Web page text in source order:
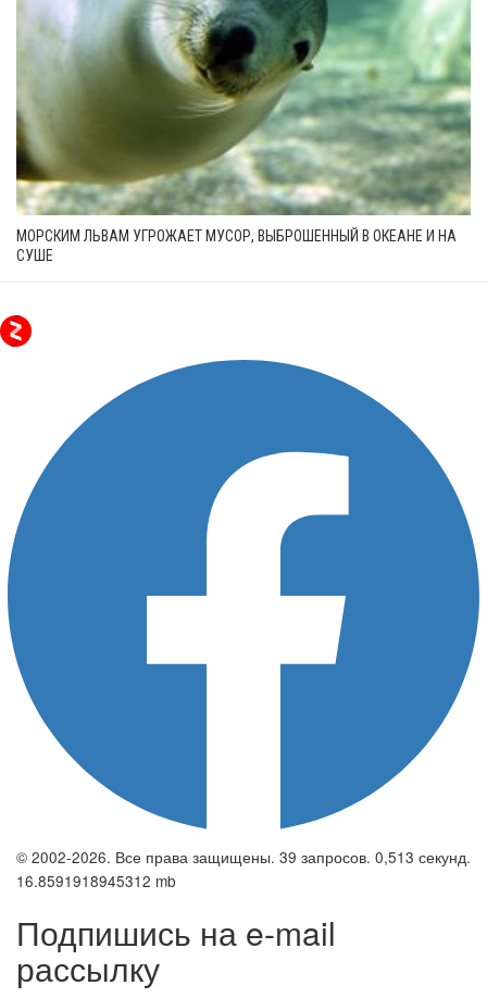
МОРСКИМ ЛЬВАМ УГРОЖАЕТ МУСОР, ВЫБРОШЕННЫЙ В ОКЕАНЕ И НА
СУШЕ
© 2002-2026. Все права защищены. 39 запросов. 0,513 секунд.
16.8591918945312 mb
Подпишись на e-mail
рассылку